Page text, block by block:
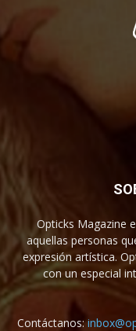
Opticks Magazine
aquellas personas
expresión artística.
con un especial
Contáctanos: